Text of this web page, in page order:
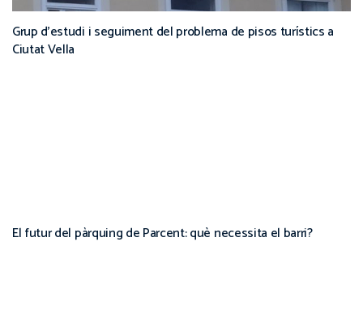
Grup d’estudi i seguiment del problema de pisos turístics a
Ciutat Vella
El futur del pàrquing de Parcent: què necessita el barri?